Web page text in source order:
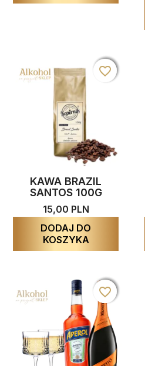
KAWA BRAZIL
SANTOS 100G
15,00 PLN
DODAJ DO
KOSZYKA
favorite_border
favorite_border
favorite_border
favorite_border
favorite_border
favorite_border